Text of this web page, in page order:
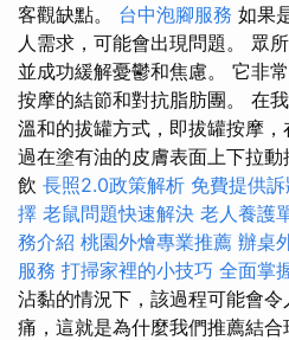
客觀缺點。 台中泡腳服務 如果
人需求，可能會出現問題。 眾
並成功緩解憂鬱和焦慮。 它非
按摩的結節和對抗脂肪團。 在
溫和的拔罐方式，即拔罐按摩
過在塗有油的皮膚表面上下拉
飲 長照2.0政策解析 免費提供
擇 老鼠問題快速解決 老人養護
務介紹 桃園外燴專業推薦 辦桌
服務 打掃家裡的小技巧 全面掌
沾黏的情況下，該過程可能會
痛，這就是為什麼我們推薦結合